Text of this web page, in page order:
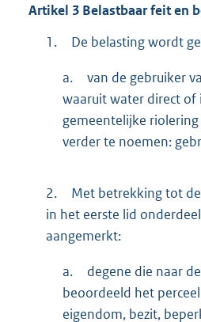
Artikel 3 Belastbaar feit en
1.
De belasting wordt
a.
van de gebruiker
waaruit water direct of
gemeentelijke
verder te noemen:
2.
Met betrekking tot
in het eerste lid
aangemerkt:
a.
degene die naar
beoordeeld het
eigendom, bezit,